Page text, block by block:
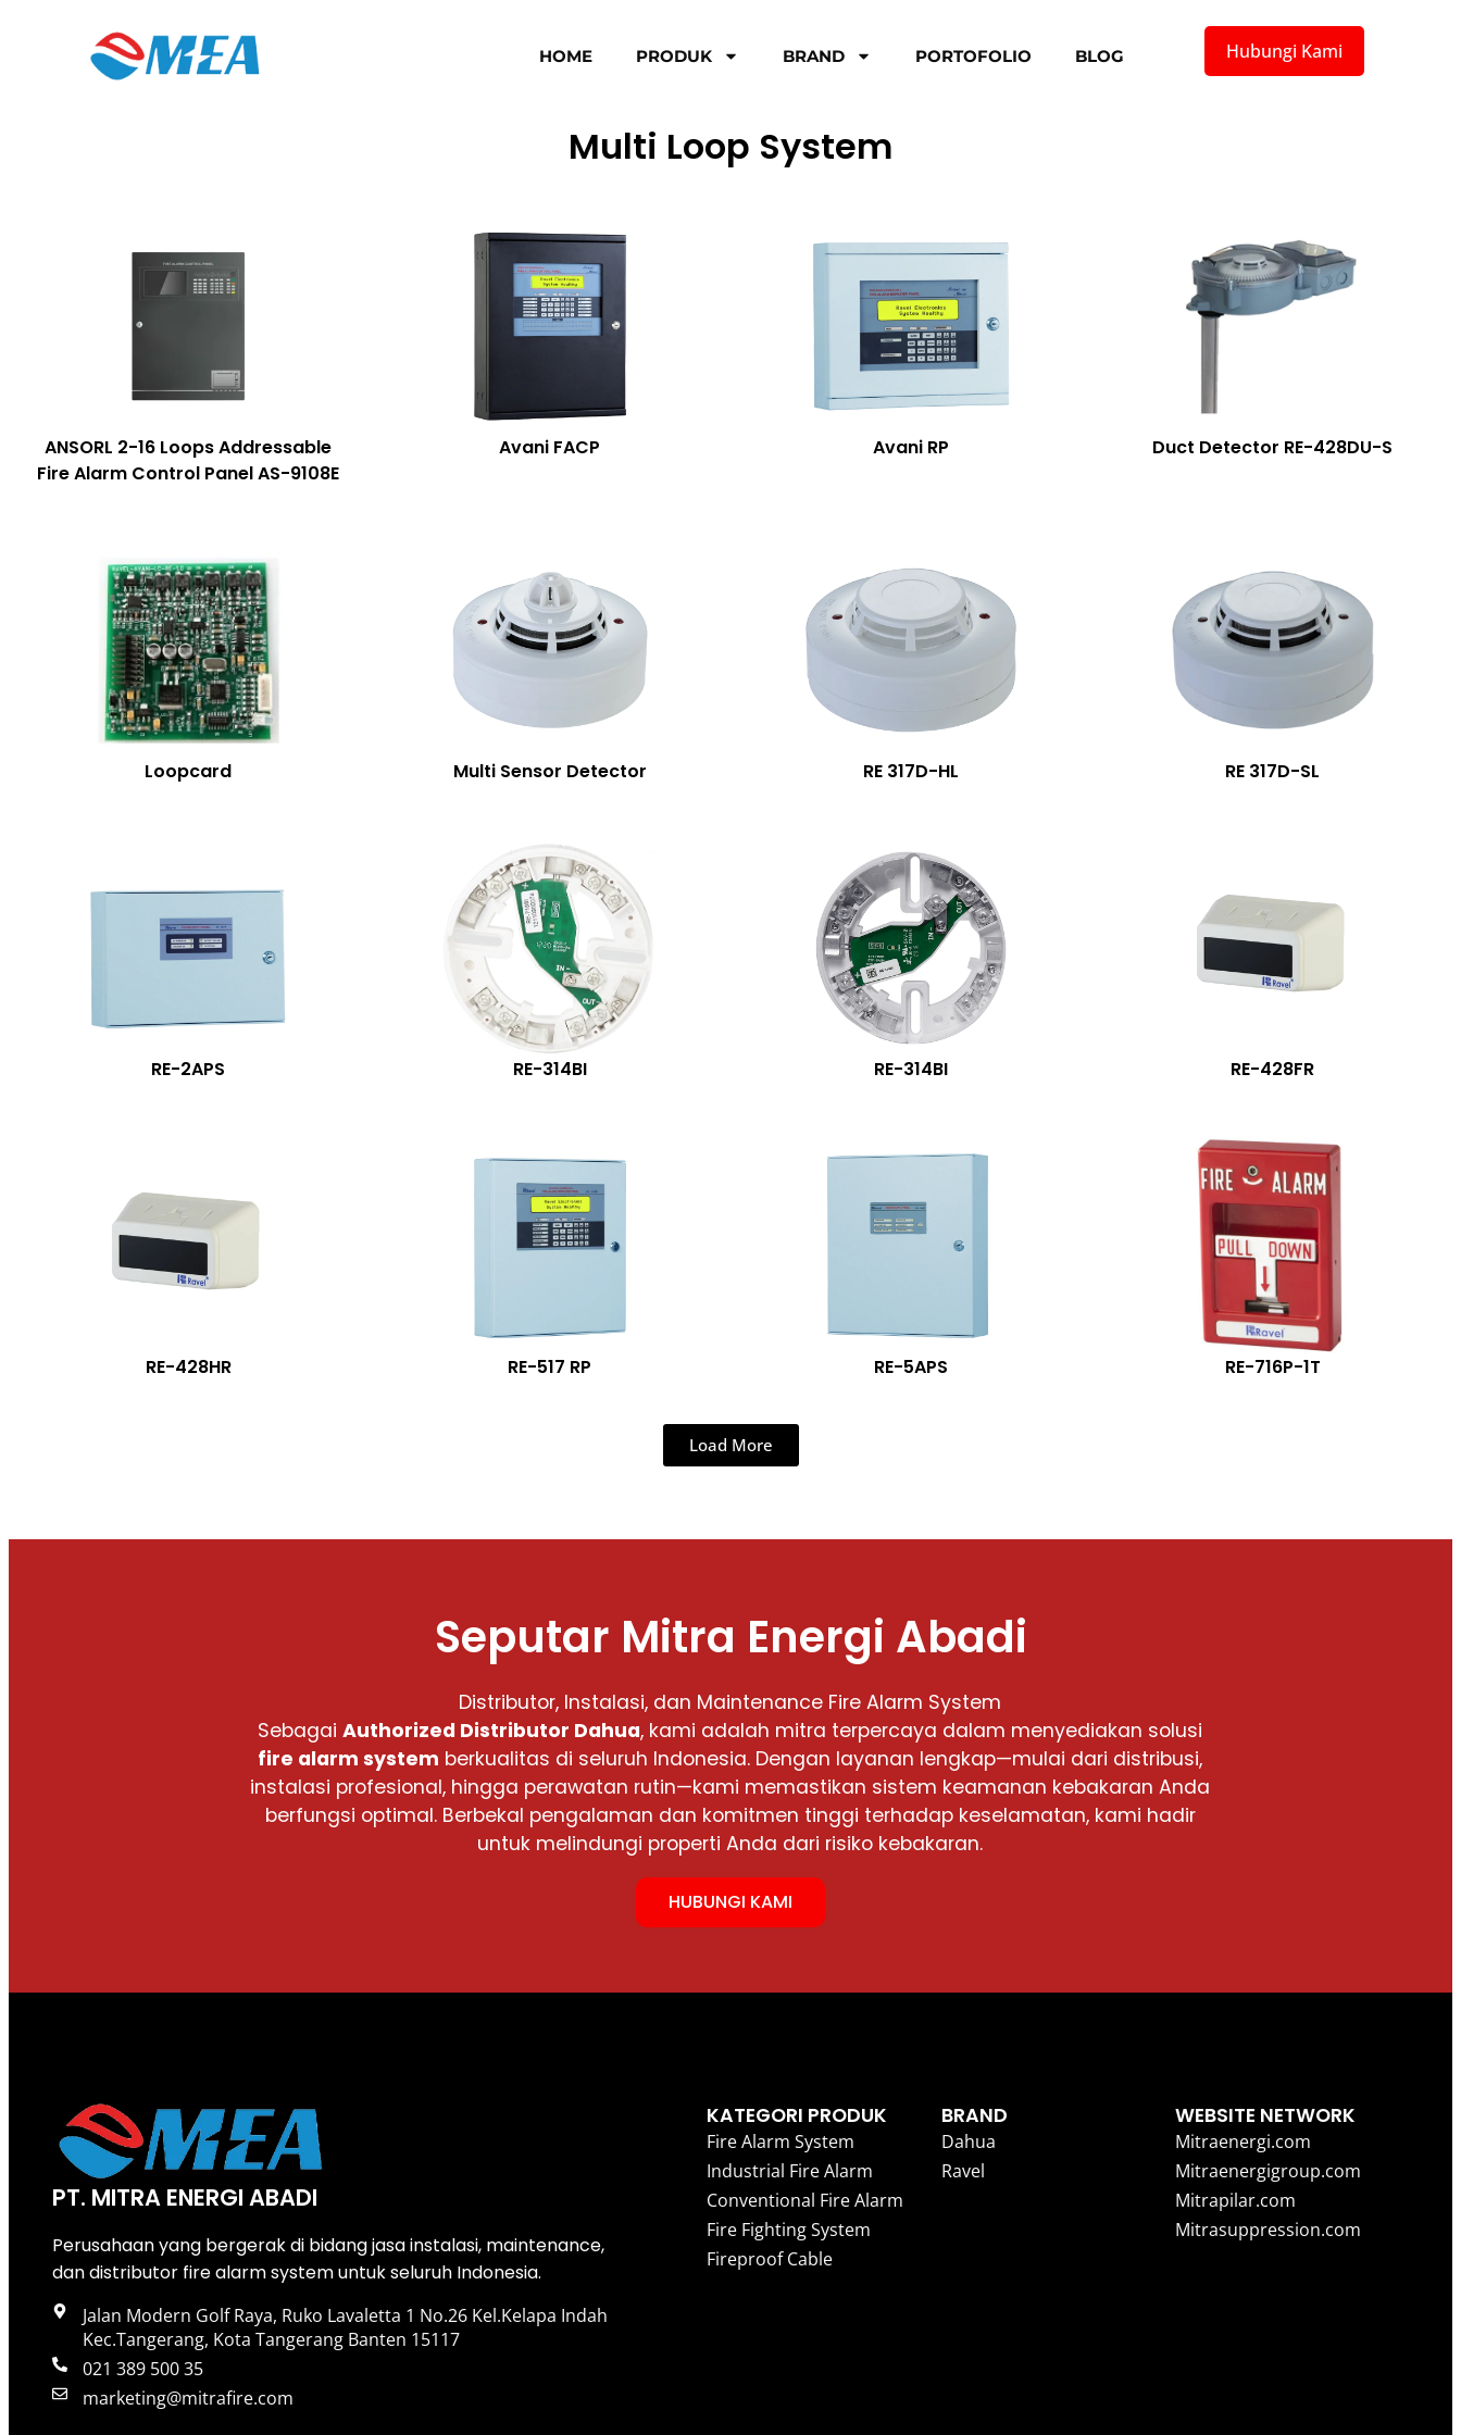
HOME PRODUK BRAND PORTOFOLIO BLOG Hubungi Kami
Multi Loop System
ANSORL 2-16 Loops Addressable
Fire Alarm Control Panel AS-9108E
Avani FACP Avani RP Duct Detector RE-428DU-S
Loopcard Multi Sensor Detector RE 317D-HL RE 317D-SL
RE-2APS RE-314BI RE-314BI RE-428FR
RE-428HR RE-517 RP RE-5APS RE-716P-1T
Load More
Seputar Mitra Energi Abadi
Distributor, Instalasi, dan Maintenance Fire Alarm System
SebagaiAuthorized Distributor Dahua, kami adalah mitra terpercaya dalam menyediakan solusi
fire alarm system berkualitas di seluruh Indonesia. Dengan layanan lengkap—mulai dari distribusi,
instalasi profesional, hingga perawatan rutin—kami memastikan sistem keamanan kebakaran Anda
berfungsi optimal. Berbekal pengalaman dan komitmen tinggi terhadap keselamatan, kami hadir
untuk melindungi properti Anda dari risiko kebakaran.
HUBUNGI KAMI
PT. MITRA ENERGI ABADI
Perusahaan yang bergerak di bidang jasa instalasi, maintenance,
dan distributor fire alarm system untuk seluruh Indonesia.
Jalan Modern Golf Raya, Ruko Lavaletta 1 No.26 Kel.Kelapa Indah
Kec.Tangerang, Kota Tangerang Banten 15117
021 389 500 35
marketing@mitrafire.com
KATEGORI PRODUK
Fire Alarm System
Industrial Fire Alarm
Conventional Fire Alarm
Fire Fighting System
Fireproof Cable
BRAND
Dahua
Ravel
WEBSITE NETWORK
Mitraenergi.com
Mitraenergigroup.com
Mitrapilar.com
Mitrasuppression.com